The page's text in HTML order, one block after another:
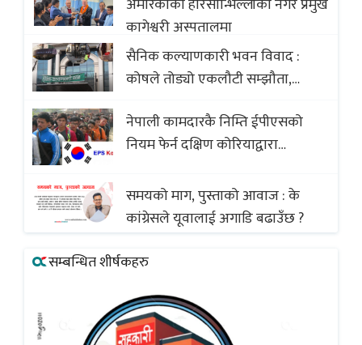
कागेश्वरी अस्पतालमा
सैनिक कल्याणकारी भवन विवाद :
कोषले तोड्यो एकलौटी सम्झौता,
(भिडियो)
नेपाली कामदारकै निम्ति ईपीएसको
नियम फेर्न दक्षिण कोरियाद्वारा
समयको माग, पुस्ताको आवाज : के
कांग्रेसले यूवालाई अगाडि बढाउँछ ?
सम्बन्धित शीर्षकहरु